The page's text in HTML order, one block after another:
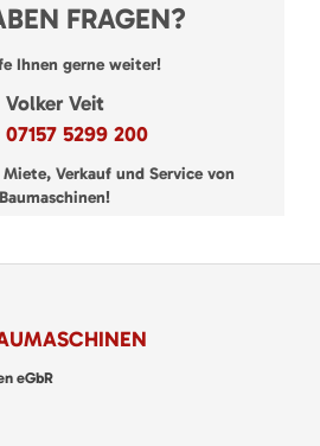
FRAGEN?
Ihnen gerne weiter!
Volker Veit
07157 5299 200
Verkauf und Service von
Baumaschinen!
eGbR